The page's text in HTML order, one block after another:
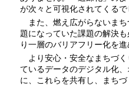
が次々と可視化されてくるで
また、燃え広がらないまち
題になっていた課題の解決
り一層のバリアフリー化を進
より安心・安全なまちづく
ているデータのデジタル化
に、これらを共有し、まちづ